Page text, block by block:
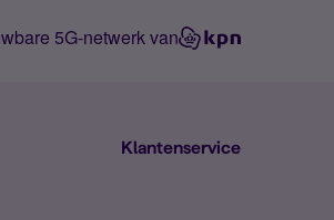
5G-netwerk van
Klantenservice